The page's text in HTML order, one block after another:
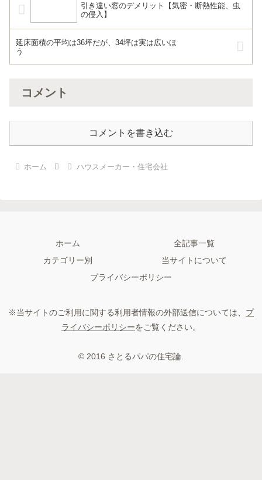
引き違い窓のデメリット【気密・断熱性能、虫
の侵入】
延床面積の平均は36坪だが、34坪は実は広いほ
う
コメント
コメントを書き込む
ホーム ハウスメーカー・住宅会社
ホーム
全記事一覧
カテゴリー別
当サイトについて
プライバシーポリシー
※当サイトのご利用に関する利用者情報の外部送信については、 プ
ライバシーポリシーをご覧ください。
© 2016 さとるパパの住宅論.